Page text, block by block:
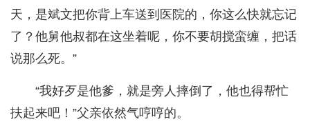
天，是斌文把你背上车送到医院的，你这么快就忘记
了？他舅他叔都在这坐着呢，你不要胡搅蛮缠，把话
说那么死。”
“我好歹是他爹，就是旁人摔倒了，他也得帮忙
扶起来吧！”父亲依然气哼哼的。